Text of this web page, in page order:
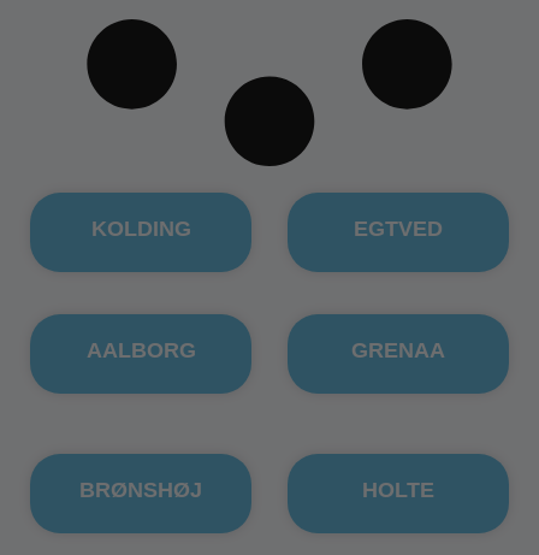
KOLDING EGTVED
AALBORG GRENAA
BRØNSHØJ HOLTE